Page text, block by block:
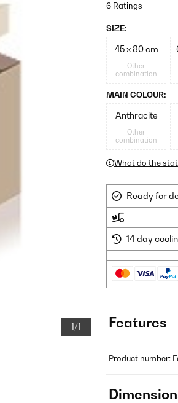
1/1
6 Ratings
SIZE:
45 x 80 cm
Other
combination
MAIN COLOUR:
Anthracite
Other
combination
What do the
Ready for
14 day
Features
Product number: